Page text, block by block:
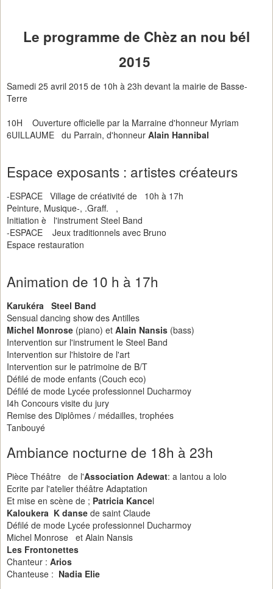
Le programme de Chèz an nou bél
2015
Samedi 25 avril 2015 de 10h à 23h devant la mairie de Basse-
Terre
10H Ouverture officielle par la Marraine d'honneur Myriam
6UILLAUME du Parrain, d'honneur Alain Hannibal
Espace exposants : artistes créateurs
-ESPACE Village de créativité de 10h à 17h
Peinture, Musique-, .Graff. ,
Initiation è l'instrument Steel Band
-ESPACE Jeux traditionnels avec Bruno
Espace restauration
Animation de 10 h à 17h
Karukéra Steel Band
Sensual dancing show des Antilles
Michel Monrose (piano) et Alain Nansis (bass)
Intervention sur l'instrument le Steel Band
Intervention sur l'histoire de l'art
Intervention sur le patrimoine de B/T
Défilé de mode enfants (Couch eco)
Défilé de mode Lycée professionnel Ducharmoy
I4h Concours visite du jury
Remise des Diplômes / médailles, trophées
Tanbouyé
Ambiance nocturne de 18h à 23h
Pièce Théâtre de l'Association Adewat: a lantou a lolo
Ecrite par l'atelier théâtre Adaptation
Et mise en scène de ; Patricia Kancel
Kaloukera K danse de saint Claude
Défilé de mode Lycée professionnel Ducharmoy
Michel Monrose et Alain Nansis
Les Frontonettes
Chanteur : Arios
Chanteuse : Nadia Elie